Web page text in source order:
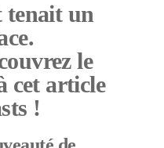
tenait un
le
cet article
!